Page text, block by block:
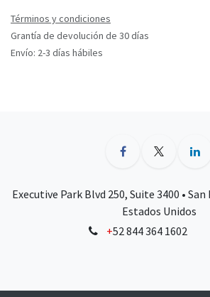
Términos y condiciones
Grantía de devolución de 30 días
Envío: 2-3 días hábiles
Executive Park Blvd 250, Suite 3400 • San
Estados Unidos
+52 844 364 1602